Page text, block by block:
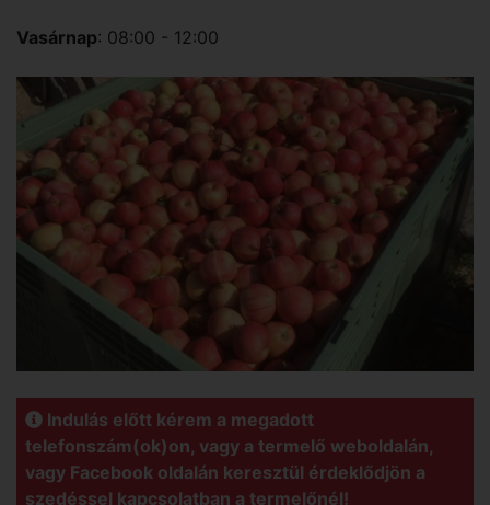
Vasárnap: 08:00 - 12:00
Indulás előtt kérem a megadott
telefonszám(ok)on, vagy a termelő weboldalán,
vagy Facebook oldalán keresztül érdeklődjön a
szedéssel kapcsolatban a termelőnél!